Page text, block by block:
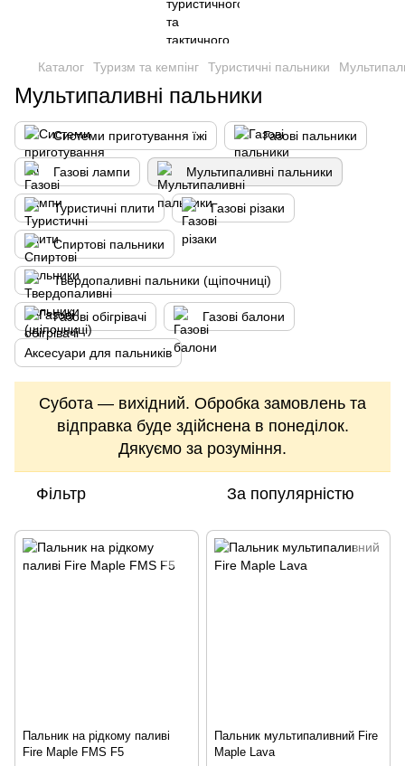
Каталог Туризм та кемпінг Туристичні пальники
Мультипаливні пальники
Системи приготування їжі Газові пальники
Газові лампи Мультипаливні пальники
Туристичні плити Газові різаки
Спиртові пальники
Твердопаливні пальники (щіпочниці)
Газові обігрівачі Газові балони
Аксесуари для пальників
Субота — вихідний. Обробка замовлень та
відправка буде здійснена в понеділок.
Дякуємо за розуміння.
Фільтр За популярністю
Пальник на рідкому паливі
Fire Maple FMS F5
Пальник мультипаливний Fire
Maple Lava